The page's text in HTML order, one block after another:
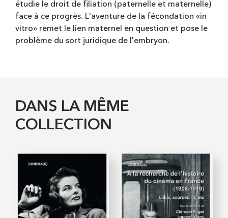
étudie le droit de filiation (paternelle et maternelle)
face à ce progrès. L'aventure de la fécondation «in
vitro» remet le lien maternel en question et pose le
problème du sort juridique de l'embryon.
DANS LA MÊME
COLLECTION